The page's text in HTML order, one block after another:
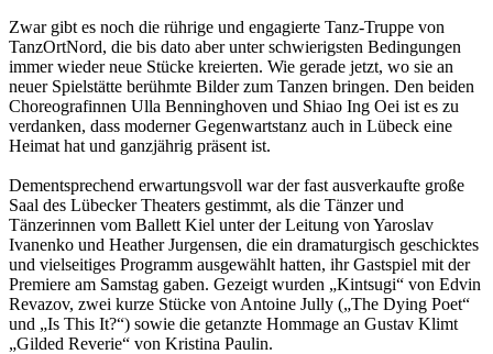
Zwar gibt es noch die rührige und engagierte Tanz-Truppe von
TanzOrtNord, die bis dato aber unter schwierigsten Bedingungen
immer wieder neue Stücke kreierten. Wie gerade jetzt, wo sie an
neuer Spielstätte berühmte Bilder zum Tanzen bringen. Den beiden
Choreografinnen Ulla Benninghoven und Shiao Ing Oei ist es zu
verdanken, dass moderner Gegenwartstanz auch in Lübeck eine
Heimat hat und ganzjährig präsent ist.
Dementsprechend erwartungsvoll war der fast ausverkaufte große
Saal des Lübecker Theaters gestimmt, als die Tänzer und
Tänzerinnen vom Ballett Kiel unter der Leitung von Yaroslav
Ivanenko und Heather Jurgensen, die ein dramaturgisch geschicktes
und vielseitiges Programm ausgewählt hatten, ihr Gastspiel mit der
Premiere am Samstag gaben. Gezeigt wurden „Kintsugi“ von Edvin
Revazov, zwei kurze Stücke von Antoine Jully („The Dying Poet“
und „Is This It?“) sowie die getanzte Hommage an Gustav Klimt
„Gilded Reverie“ von Kristina Paulin.